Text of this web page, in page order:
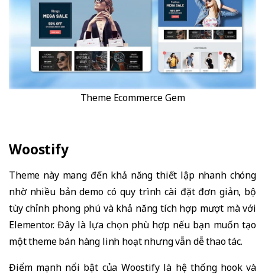
Theme Ecommerce Gem
Woostify
Theme này mang đến khả năng thiết lập nhanh chóng
nhờ nhiều bản demo có quy trình cài đặt đơn giản, bộ
tùy chỉnh phong phú và khả năng tích hợp mượt mà với
Elementor. Đây là lựa chọn phù hợp nếu bạn muốn tạo
một theme bán hàng linh hoạt nhưng vẫn dễ thao tác.
Điểm mạnh nổi bật của Woostify là hệ thống hook và